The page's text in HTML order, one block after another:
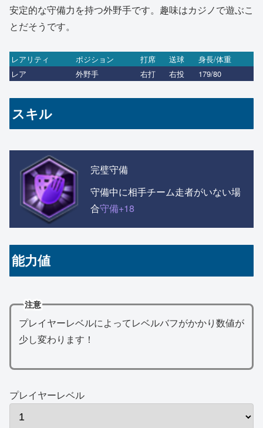
安定的な守備力を持つ外野手です。趣味はカジノで遊ぶこ
とだそうです。
レアリティ ポジション 打席 送球
身長/体重
レア
外野手 右打 右投 179/80
スキル
完璧守備
守備中に相手チーム走者がいない場
合守備+18
能力値
注意
プレイヤーレベルによってレベルバフがかかり数値が
少し変わります！
プレイヤーレベル